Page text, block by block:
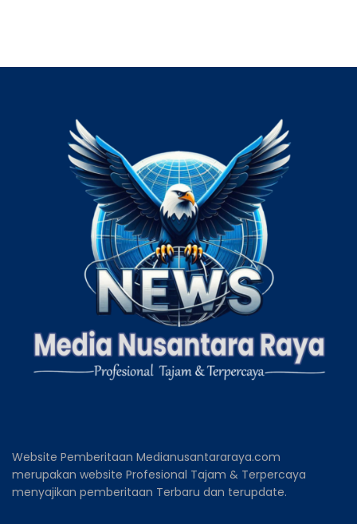
Website Pemberitaan Medianusantararaya.com
merupakan website Profesional Tajam & Terpercaya
menyajikan pemberitaan Terbaru dan terupdate.